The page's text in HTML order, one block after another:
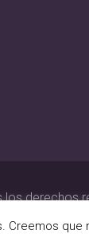
los derechos